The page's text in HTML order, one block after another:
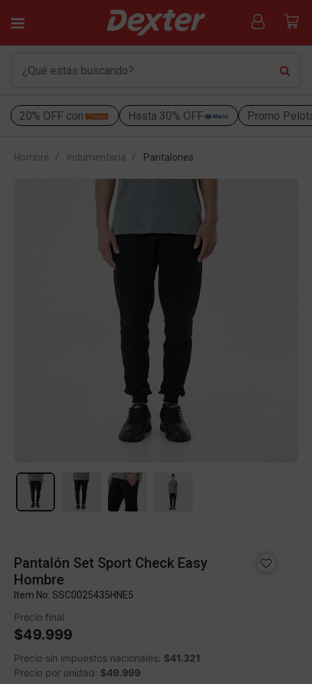
20% OFF con Hasta 30% OFF Promo
Hombre Indumentaria Pantalones
Pantalón Set Sport Check Easy
Hombre
Item No. SSC0025435HNE5
Precio final
$49.999
Precio sin impuestos nacionales: $41.321
Precio por unidad: $49.999